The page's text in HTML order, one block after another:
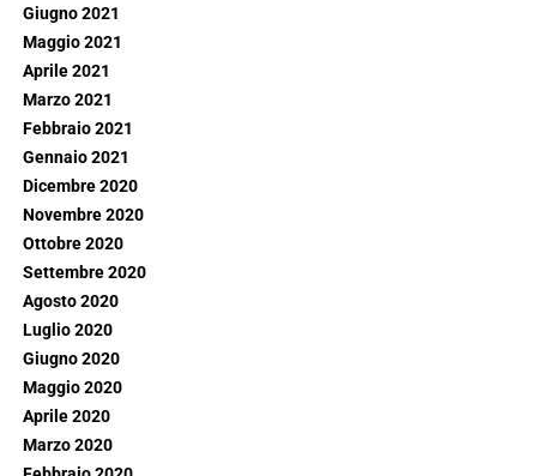
Giugno 2021
Maggio 2021
Aprile 2021
Marzo 2021
Febbraio 2021
Gennaio 2021
Dicembre 2020
Novembre 2020
Ottobre 2020
Settembre 2020
Agosto 2020
Luglio 2020
Giugno 2020
Maggio 2020
Aprile 2020
Marzo 2020